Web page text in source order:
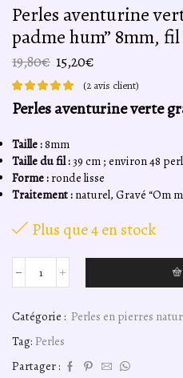
Perles aventurine
padme hum” 8mm,
19,80€ Le
prix
initial
était :
15,20€
prix
actuel
est :
(2 avis client)
Perles aventurine verte
Taille :8mm
Taille du fil :39 cm ; environ 48
Forme : ronde lisse
Traitement : naturel, Gravé “Om
Plus que 4 en stock
quantité
aventurine
verte
"om
Catégorie : Perles en pierres
Tag: Perles
Partager :